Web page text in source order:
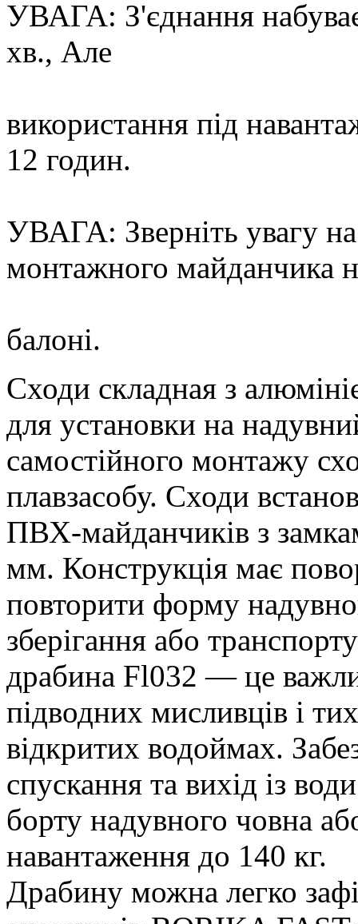
УВАГА: З'єднання
хв., Але
використання під
12 годин.
УВАГА: Зверніть увагу
монтажного майданчика
балоні.
Сходи складная з
для установки на
самостійного монтажу
плавзасобу. Сходи
ПВХ-майданчиків з
мм. Конструкція має
повторити форму
зберігання або
драбина Fl032 — це
підводних мисливців і
відкритих водоймах.
спускання та вихід із
борту надувного човна
навантаження до 140 кг.
Драбину можна легко